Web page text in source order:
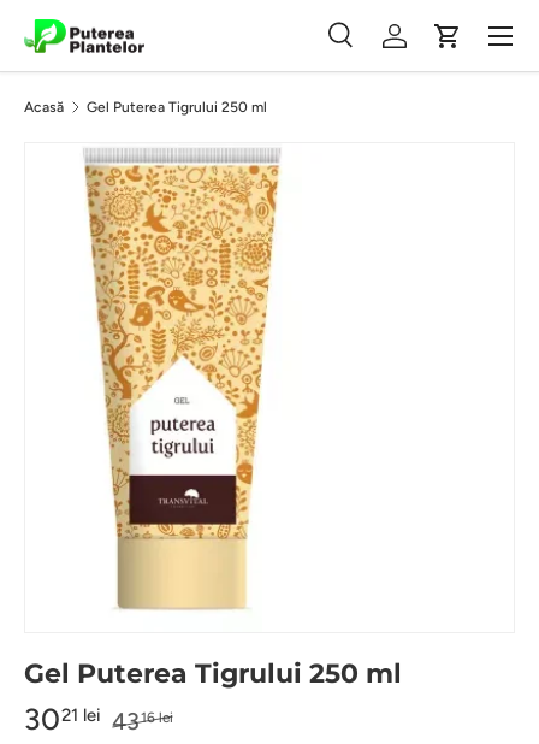
Vezi conținutul
Căutare
CăutareAutentificare
Coș
Meniu
Acasă Gel Puterea Tigrului 250 ml
Gel Puterea Tigrului 250 ml
3021 lei 4316 lei